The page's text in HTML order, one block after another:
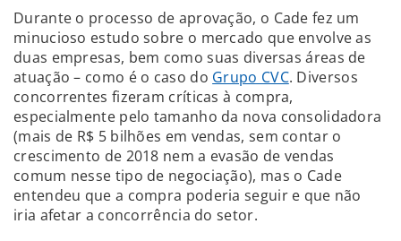
Durante o processo de aprovação, o Cade fez um
minucioso estudo sobre o mercado que envolve as
duas empresas, bem como suas diversas áreas de
atuação – como é o caso do Grupo CVC. Diversos
concorrentes fizeram críticas à compra,
especialmente pelo tamanho da nova consolidadora
(mais de R$ 5 bilhões em vendas, sem contar o
crescimento de 2018 nem a evasão de vendas
comum nesse tipo de negociação), mas o Cade
entendeu que a compra poderia seguir e que não
iria afetar a concorrência do setor.